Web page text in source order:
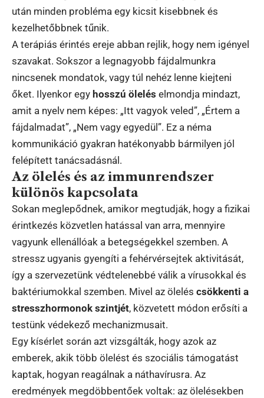
után minden probléma egy kicsit kisebbnek és
kezelhetőbbnek tűnik.
A terápiás érintés ereje abban rejlik, hogy nem igényel
szavakat. Sokszor a legnagyobb fájdalmunkra
nincsenek mondatok, vagy túl nehéz lenne kiejteni
őket. Ilyenkor egy hosszú ölelés elmondja mindazt,
amit a nyelv nem képes: „Itt vagyok veled”, „Értem a
fájdalmadat”, „Nem vagy egyedül”. Ez a néma
kommunikáció gyakran hatékonyabb bármilyen jól
felépített tanácsadásnál.
Az ölelés és az immunrendszer
különös kapcsolata
Sokan meglepődnek, amikor megtudják, hogy a fizikai
érintkezés közvetlen hatással van arra, mennyire
vagyunk ellenállóak a betegségekkel szemben. A
stressz ugyanis gyengíti a fehérvérsejtek aktivitását,
így a szervezetünk védtelenebbé válik a vírusokkal és
baktériumokkal szemben. Mivel az ölelés csökkenti a
stresszhormonok szintjét, közvetett módon erősíti a
testünk védekező mechanizmusait.
Egy kísérlet során azt vizsgálták, hogy azok az
emberek, akik több ölelést és szociális támogatást
kaptak, hogyan reagálnak a náthavírusra. Az
eredmények megdöbbentőek voltak: az ölelésekben